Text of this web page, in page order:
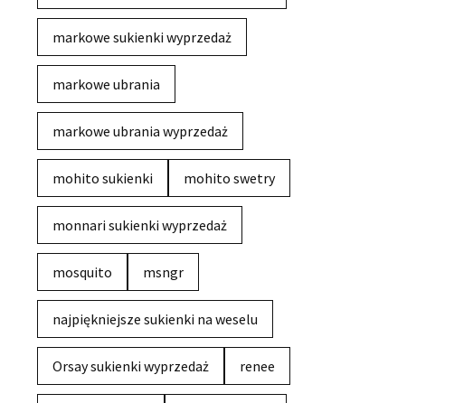
markowe sukienki wyprzedaż
markowe ubrania
markowe ubrania wyprzedaż
mohito sukienki mohito swetry
monnari sukienki wyprzedaż
mosquito msngr
najpiękniejsze sukienki na weselu
Orsay sukienki wyprzedaż renee